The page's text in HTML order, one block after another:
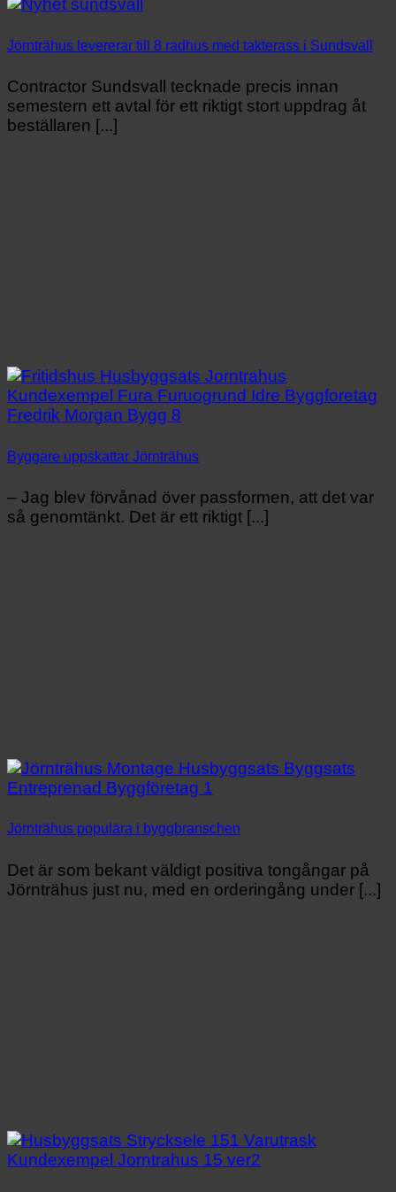
Jörnträhus levererar till 8 radhus med takterass i Sundsvall
Contractor Sundsvall tecknade precis innan
semestern ett avtal för ett riktigt stort uppdrag åt
beställaren [...]
Byggare uppskattar Jörnträhus
– Jag blev förvånad över passformen, att det var
så genomtänkt. Det är ett riktigt [...]
Jörnträhus populära i byggbranschen
Det är som bekant väldigt positiva tongångar på
Jörnträhus just nu, med en orderingång under [...]